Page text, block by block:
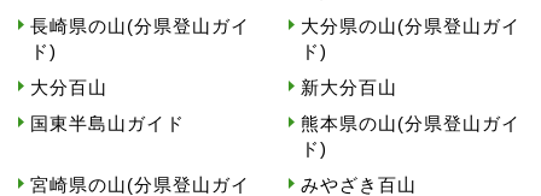
長崎県の山(分県登山ガイ
ド)
大分県の山(分県登山ガイ
ド)
大分百山
新大分百山
国東半島山ガイド
熊本県の山(分県登山ガイ
ド)
宮崎県の山(分県登山ガイ
みやざき百山